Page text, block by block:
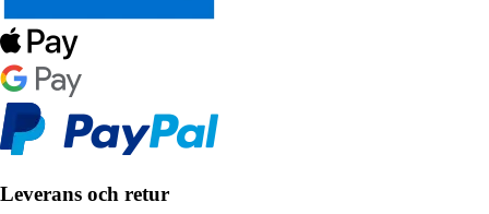
Leverans och retur